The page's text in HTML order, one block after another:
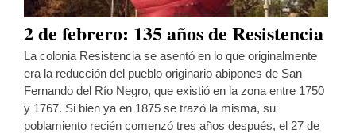
2 de febrero: 135 años de Resistencia
La colonia Resistencia se asentó en lo que originalmente
era la reducción del pueblo originario abipones de San
Fernando del Río Negro, que existió en la zona entre 1750
y 1767. Si bien ya en 1875 se trazó la misma, su
poblamiento recién comenzó tres años después, el 27 de